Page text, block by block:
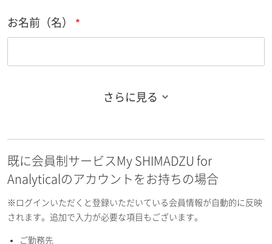
お名前（名）
お名前フリガナ（名）
さらに見る
既に会員制サービスMy SHIMADZU for
Analyticalのアカウントをお持ちの場合
※ログインいただくと登録いただいている会員情報が自動的に反映
されます。追加で入力が必要な項目もございます。
ご勤務先